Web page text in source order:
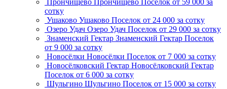
Прончищево Прончищево Поселок от 59 000 за
сотку
Ушаково Ушаково Поселок от 24 000 за сотку
Озеро Удач Озеро Удач Поселок от 29 000 за сотку
Знаменский Гектар Знаменский Гектар Поселок
от 9 000 за сотку
Новосёлки Новосёлки Поселок от 7 000 за сотку
Новосёлковский Гектар Новосёлковский Гектар
Поселок от 6 000 за сотку
Шульгино Шульгино Поселок от 15 000 за сотку